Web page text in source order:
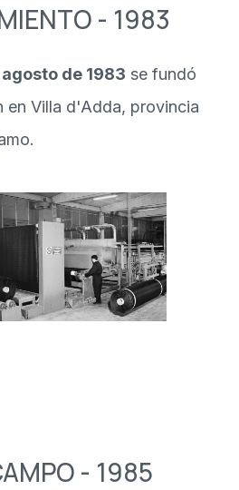
- 1983
agosto de 1983 se fundó
en Villa d'Adda, provincia
- 1985